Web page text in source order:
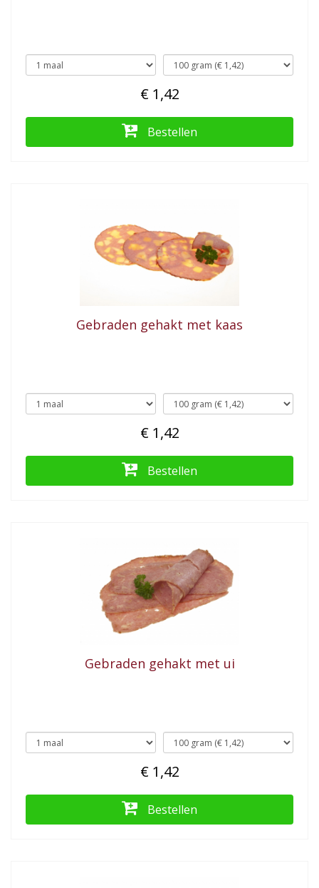
€ 1,42
Bestellen
Gebraden gehakt met kaas
€ 1,42
Bestellen
Gebraden gehakt met ui
€ 1,42
Bestellen